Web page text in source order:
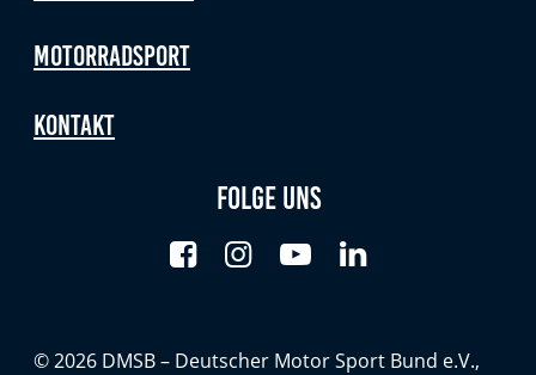
Motorradsport
Kontakt
Folge uns
© 2026 DMSB – Deutscher Motor Sport Bund e.V.,